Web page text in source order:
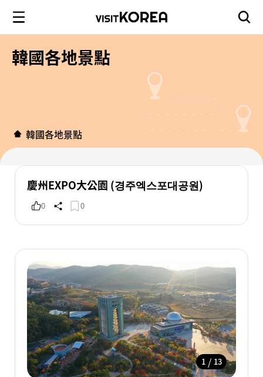
韓國各地景點
韓國各地景點
慶州EXPO大公園 (경주엑스포대공원)
0 0
1 / 13